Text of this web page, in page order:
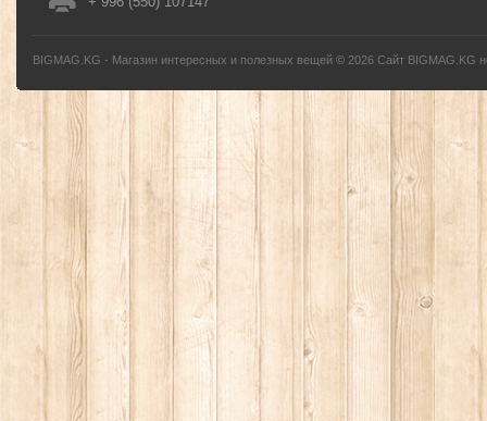
BIGMAG.KG - Магазин интересных и полезных вещей © 2026 Сайт BIGMAG.KG
без письменного разрешения автора - запрещено, и будет преследоваться по